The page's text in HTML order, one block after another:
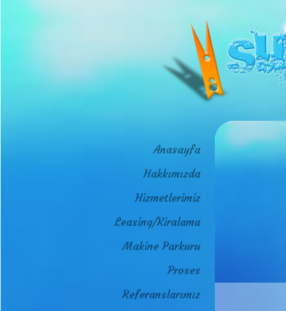
Anasayfa
Hakkımızda
Hizmetlerimiz
Leasing/Kiralama
Makine Parkuru
Proses
Referanslarımız